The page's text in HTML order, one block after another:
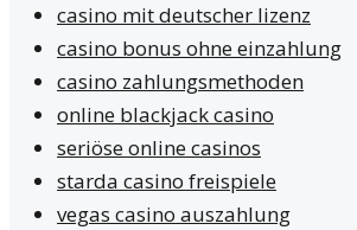
casino mit deutscher lizenz
casino bonus ohne einzahlung
casino zahlungsmethoden
online blackjack casino
seriöse online casinos
starda casino freispiele
vegas casino auszahlung